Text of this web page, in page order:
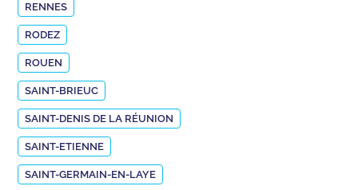
RENNES
RODEZ
ROUEN
SAINT-BRIEUC
SAINT-DENIS DE LA RÉUNION
SAINT-ETIENNE
SAINT-GERMAIN-EN-LAYE